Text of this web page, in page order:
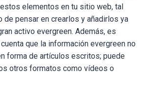
elementos en tu sitio web, tal
de pensar en crearlos y añadirlos ya
activo evergreen. Además, es
que la información evergreen no
forma de artículos escritos; puede
otros formatos como vídeos o